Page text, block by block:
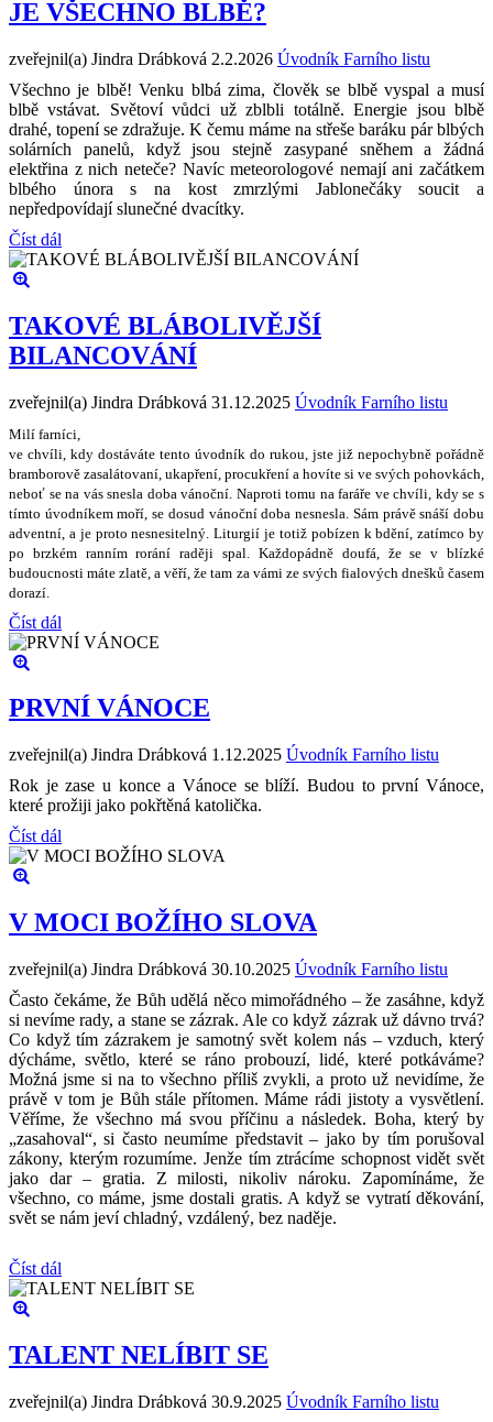
JE VŠECHNO BLBĚ?
zveřejnil(a) Jindra Drábková 2.2.2026 Úvodník Farního listu
Všechno je blbě! Venku blbá zima, člověk se blbě vyspal a musí
blbě vstávat. Světoví vůdci už zblbli totálně. Energie jsou blbě
drahé, topení se zdražuje. K čemu máme na střeše baráku pár blbých
solárních panelů, když jsou stejně zasypané sněhem a žádná
elektřina z nich neteče? Navíc meteorologové nemají ani začátkem
blbého února s na kost zmrzlými Jablonečáky soucit a
nepředpovídají slunečné dvacítky.
Číst dál
TAKOVÉ BLÁBOLIVĚJŠÍ
BILANCOVÁNÍ
zveřejnil(a) Jindra Drábková 31.12.2025 Úvodník Farního listu
Milí farníci,
ve chvíli, kdy dostáváte tento úvodník do rukou, jste již nepochybně pořádně
bramborově zasalátovaní, ukapření, procukření a hovíte si ve svých pohovkách,
neboť se na vás snesla doba vánoční. Naproti tomu na faráře ve chvíli, kdy se s
tímto úvodníkem moří, se dosud vánoční doba nesnesla. Sám právěsnáší dobu
adventní, a je proto nesnesitelný . Liturgií je totiž pobízen k bdění, zatímco by
po brzkém ranním rorání raději spal. Každopádně doufá, že se v blízké
budoucnosti máte zlatě , a věří,že tam za vámi ze svých fialových dnešků časem
dorazí.
Číst dál
PRVNÍ VÁNOCE
zveřejnil(a) Jindra Drábková 1.12.2025 Úvodník Farního listu
Rok je zase u konce a Vánoce se blíží. Budou to první Vánoce,
které prožiji jako pokřtěná katolička.
Číst dál
V MOCI BOŽÍHO SLOVA
zveřejnil(a) Jindra Drábková 30.10.2025 Úvodník Farního listu
Často čekáme, že Bůh udělá něco mimořádného – že zasáhne, když
si nevíme rady, a stane se zázrak. Ale co když zázrak už dávno trvá?
Co když tím zázrakem je samotný svět kolem nás – vzduch, který
dýcháme, světlo, které se ráno probouzí, lidé, které potkáváme?
Možná jsme si na to všechno příliš zvykli, a proto už nevidíme, že
právě v tom je Bůh stále přítomen. Máme rádi jistoty a vysvětlení.
Věříme, že všechno má svou příčinu a následek. Boha, který by
„zasahoval“, si často neumíme představit – jako by tím porušoval
zákony, kterým rozumíme. Jenže tím ztrácíme schopnost vidět svět
jako dar – gratia. Z milosti, nikoliv nároku. Zapomínáme, že
všechno, co máme, jsme dostali gratis. A když se vytratí děkování,
svět se nám jeví chladný, vzdálený, bez naděje.
Číst dál
TALENT NELÍBIT SE
zveřejnil(a) Jindra Drábková 30.9.2025 Úvodník Farního listu